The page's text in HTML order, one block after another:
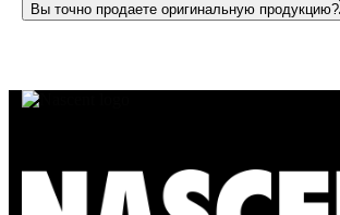
Вы точно продаете оригинальную продукцию?